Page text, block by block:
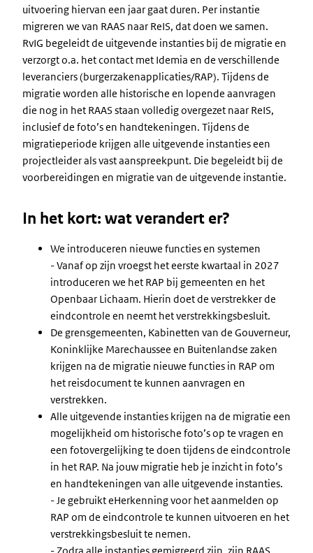
uitvoering hiervan een jaar gaat duren. Per instantie
migreren we van RAAS naar ReIS, dat doen we samen.
RvIG begeleidt de uitgevende instanties bij de migratie en
verzorgt o.a. het contact met Idemia en de verschillende
leveranciers (burgerzakenapplicaties/RAP). Tijdens de
migratie worden alle historische en lopende aanvragen
die nog in het RAAS staan volledig overgezet naar ReIS,
inclusief de foto’s en handtekeningen. Tijdens de
migratieperiode krijgen alle uitgevende instanties een
projectleider als vast aanspreekpunt. Die begeleidt bij de
voorbereidingen en migratie van de uitgevende instantie.
In het kort: wat verandert er?
We introduceren nieuwe functies en systemen
- Vanaf op zijn vroegst heteerste kwartaal in 2027
introduceren we het RAP bij gemeenten en het
Openbaar Lichaam. Hierin doet de verstrekker de
eindcontrole en neemt het verstrekkingsbesluit.
De grensgemeenten, Kabinetten van de Gouverneur,
Koninklijke Marechaussee en Buitenlandse zaken
krijgen na de migratie nieuwe functies in RAP om
het reisdocument te kunnen aanvragen en
verstrekken.
Alle uitgevende instanties krijgen na de migratie een
mogelijkheid om historische foto’s op te vragen en
een fotovergelijking te doen tijdens de eindcontrole
in het RAP. Na jouw migratie heb je inzicht in foto’s
en handtekeningen van alle uitgevende instanties.
- Je gebruikt eHerkenning voor het aanmelden op
RAP om de eindcontrole te kunnen uitvoeren en het
verstrekkingsbesluit te nemen.